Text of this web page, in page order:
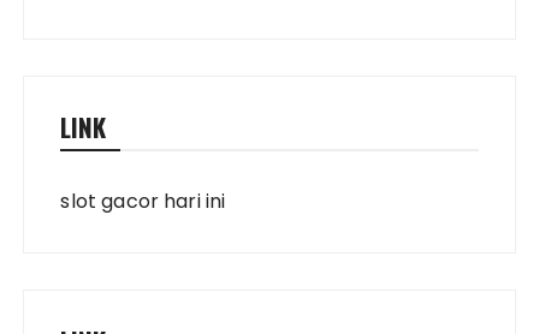
LINK
slot gacor hari ini